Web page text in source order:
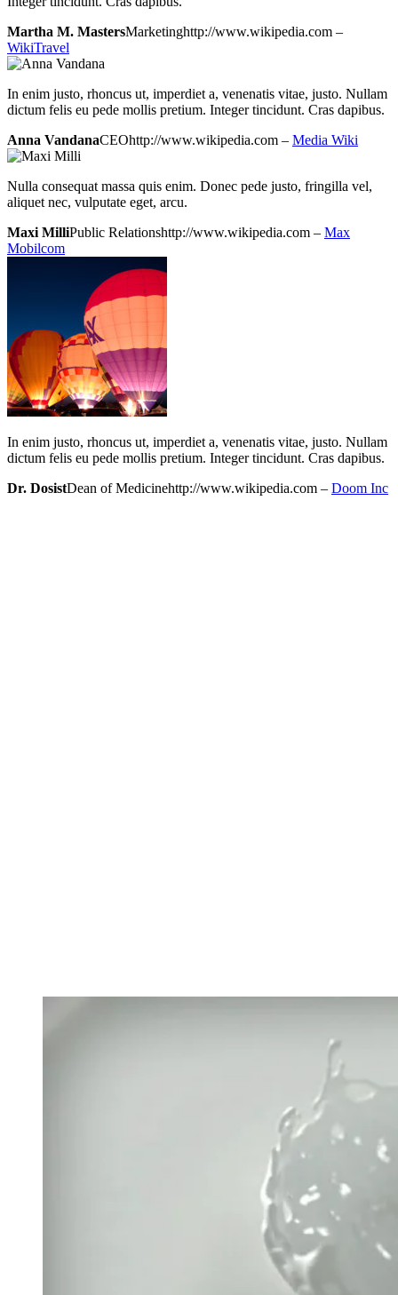
Martha M. MastersMarketinghttp://www.wikipedia.com –
WikiTravel
In enim justo, rhoncus ut, imperdiet a, venenatis vitae, justo. Nullam
dictum felis eu pede mollis pretium. Integer tincidunt. Cras dapibus.
Anna VandanaCEOhttp://www.wikipedia.com – Media Wiki
Nulla consequat massa quis enim. Donec pede justo, fringilla vel,
aliquet nec, vulputate eget, arcu.
Maxi MilliPublic Relationshttp://www.wikipedia.com – Max
Mobilcom
In enim justo, rhoncus ut, imperdiet a, venenatis vitae, justo. Nullam
dictum felis eu pede mollis pretium. Integer tincidunt. Cras dapibus.
Dr. DosistDean of Medicinehttp://www.wikipedia.com – Doom Inc